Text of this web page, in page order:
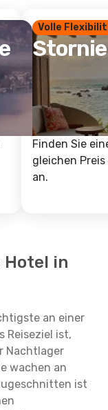
Volle
Finden Sie
gleichen
an.
Hotel in
an einer
Reiseziel ist,
Nachtlager
wachen an
ist